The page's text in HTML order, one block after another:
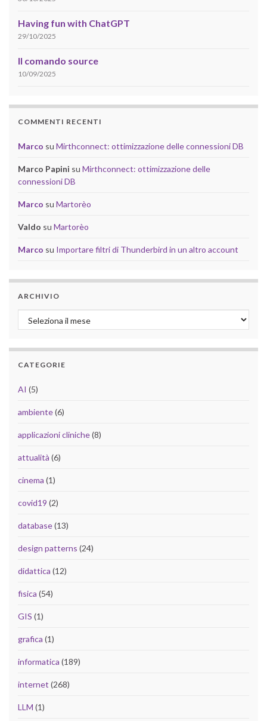
Having fun with ChatGPT
29/10/2025
Il comando source
10/09/2025
COMMENTI RECENTI
Marco su Mirthconnect: ottimizzazione delle connessioni DB
Marco Papini su Mirthconnect: ottimizzazione delle
connessioni DB
Marco su Martorèo
Valdo su Martorèo
Marco su Importare filtri di Thunderbird in un altro account
ARCHIVIO
Archivio
CATEGORIE
AI (5)
ambiente(6)
applicazioni cliniche(8)
attualità (6)
cinema (1)
covid19 (2)
database(13)
design patterns (24)
didattica (12)
fisica (54)
GIS (1)
grafica (1)
informatica (189)
internet (268)
LLM (1)